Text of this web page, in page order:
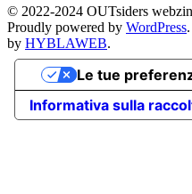
© 2022-2024 OUTsiders
Proudly powered by WordPress.
by HYBLAWEB.
Informativa sulla
Le tue